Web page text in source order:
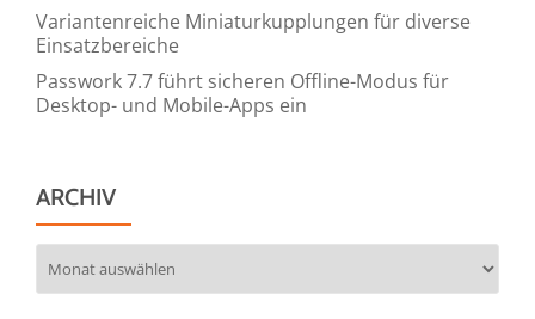
Variantenreiche Miniaturkupplungen für diverse
Einsatzbereiche
Passwork 7.7 führt sicheren Offline-Modus für
Desktop- und Mobile-Apps ein
ARCHIV